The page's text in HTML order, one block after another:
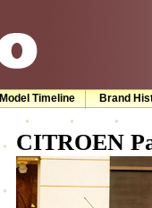
Model Timeline Brand
CITROEN